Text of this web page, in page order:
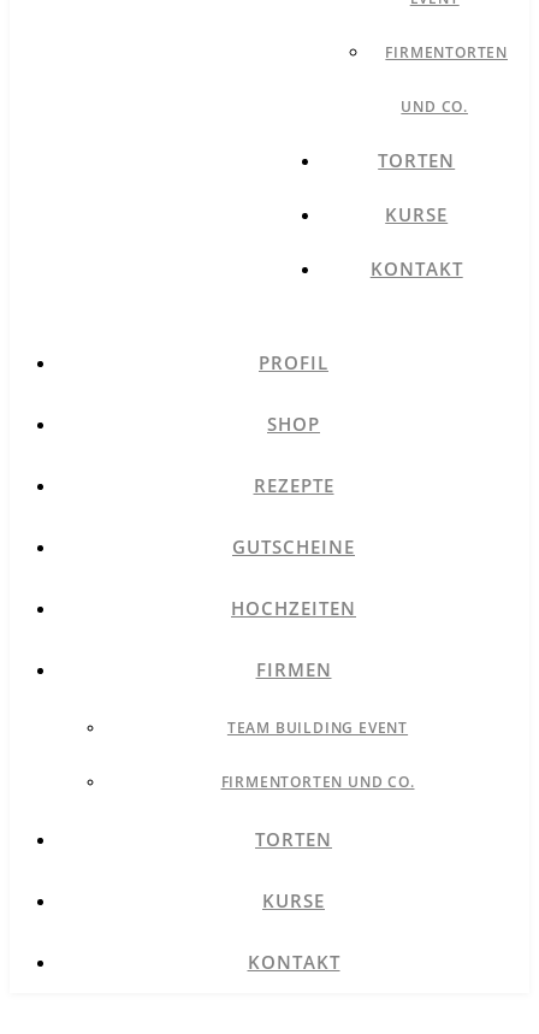
FIRMENTORTEN
UND CO.
TORTEN
KURSE
KONTAKT
PROFIL
SHOP
REZEPTE
GUTSCHEINE
HOCHZEITEN
FIRMEN
TEAM BUILDING EVENT
FIRMENTORTEN UND CO.
TORTEN
KURSE
KONTAKT